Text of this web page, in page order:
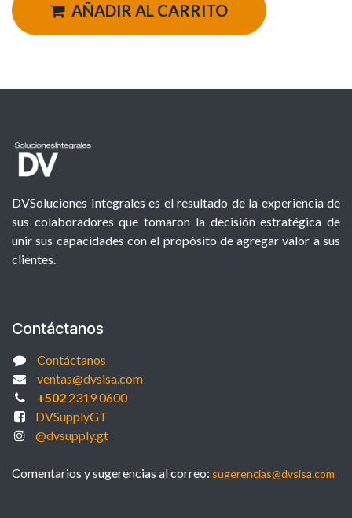
AÑADIR AL CARRITO
DVSoluciones Integrales es el resultado de la experiencia de
sus colaboradores que tomaron la decisión estratégica de
unir sus capacidades con el propósito de agregar valor a sus
clientes.
Contáctanos
Contáctanos
ventas@dvsisa.com
+5022319 0600
DVSupplyGT
@dvsupply.gt
Comentarios y sugerencias al correo: sugerencias@dvsisa.com